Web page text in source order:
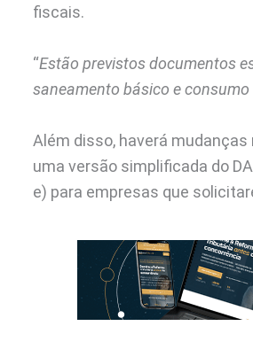
fiscais.
“Estão previstos documentos
saneamento básico e consumo
Além disso, haverá mudanças
uma versão simplificada do
e) para empresas que